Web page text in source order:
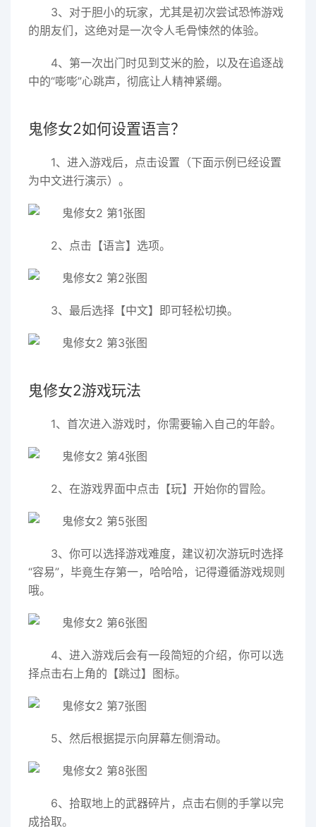
3、对于胆小的玩家，尤其是初次尝试恐怖游戏
的朋友们，这绝对是一次令人毛骨悚然的体验。
4、第一次出门时见到艾米的脸，以及在追逐战
中的“嘭嘭”心跳声，彻底让人精神紧绷。
鬼修女2如何设置语言？
1、进入游戏后，点击设置（下面示例已经设置
为中文进行演示）。
2、点击【语言】选项。
3、最后选择【中文】即可轻松切换。
鬼修女2游戏玩法
1、首次进入游戏时，你需要输入自己的年龄。
2、在游戏界面中点击【玩】开始你的冒险。
3、你可以选择游戏难度，建议初次游玩时选择
“容易”，毕竟生存第一，哈哈哈，记得遵循游戏规则
哦。
4、进入游戏后会有一段简短的介绍，你可以选
择点击右上角的【跳过】图标。
5、然后根据提示向屏幕左侧滑动。
6、拾取地上的武器碎片，点击右侧的手掌以完
成拾取。